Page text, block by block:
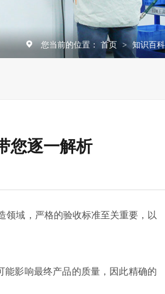
您当前的位置： 首页 > 知识百
您逐一解析
领域，严格的验收标准至关重要，以
影响最终产品的质量，因此精确的